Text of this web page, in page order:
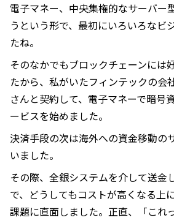
電子マネー、中央集権的なサーバー
うという形で、最初にいろいろなビ
たね。
そのなかでもブロックチェーンには
たから、私がいたフィンテックの
さんと契約して、電子マネーで暗号
ービスを始めました。
決済手段の次は海外への資金移動の
いました。
その際、全銀システムを介して送金
で、どうしてもコストが高くなる上
課題に直面しました。正直、「これ